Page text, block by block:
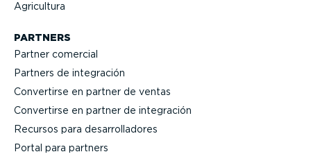
Agricultura
PARTNERS
Partner comercial
Partners de integración
Convertirse en partner de ventas
Convertirse en partner de integración
Recursos para desarro­lla­dores
Portal para partners